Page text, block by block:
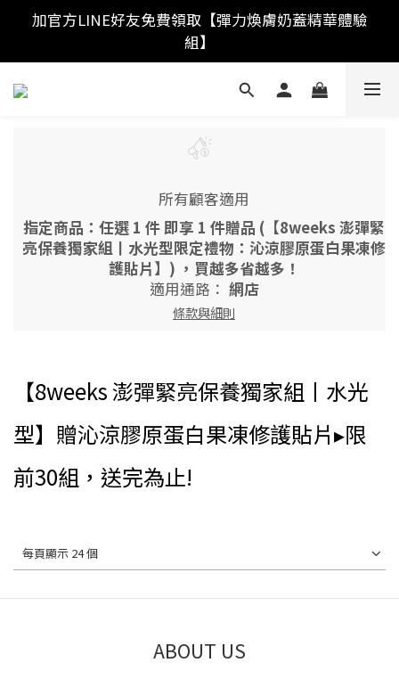
消費金額滿$3,000免運費
加官方LINE好友免費領取【彈力煥膚奶蓋精華體驗
組】
加入官網會員▸不限金額下單贈會員購物金5%▸▸【評
價商品】再加碼送5%
消費金額滿$3,000免運費
所有顧客適用
指定商品：任選 1 件 即享 1 件贈品 (【8weeks 澎彈緊
亮保養獨家組丨水光型限定禮物：沁涼膠原蛋白果凍修
護貼片】) ，買越多省越多！
適用通路： 網店
條款與細則
【8weeks 澎彈緊亮保養獨家組丨水光
型】贈沁涼膠原蛋白果凍修護貼片▸限
前30組，送完為止!
每頁顯示 24 個
ABOUT US